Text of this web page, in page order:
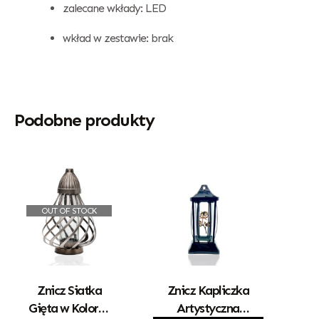
zalecane wkłady: LED
wkład w zestawie: brak
Podobne produkty
OUT OF STOCK
Znicz Siatka
Gięta w Kolorze
Znicz Kapliczka
Artystyczna